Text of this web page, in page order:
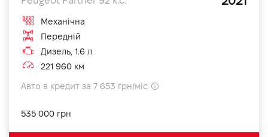
Механічна
Передній
Дизель, 1.6 л
221 960 км
Авто в кредит за 7 653 грн/міс
535 000 грн